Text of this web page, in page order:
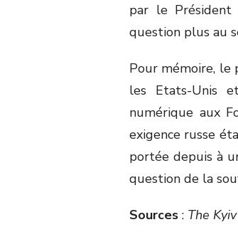
par le Président
question plus au
Pour mémoire, le
les Etats-Unis
numérique aux
exigence russe
portée depuis à
question de la
Sources : The